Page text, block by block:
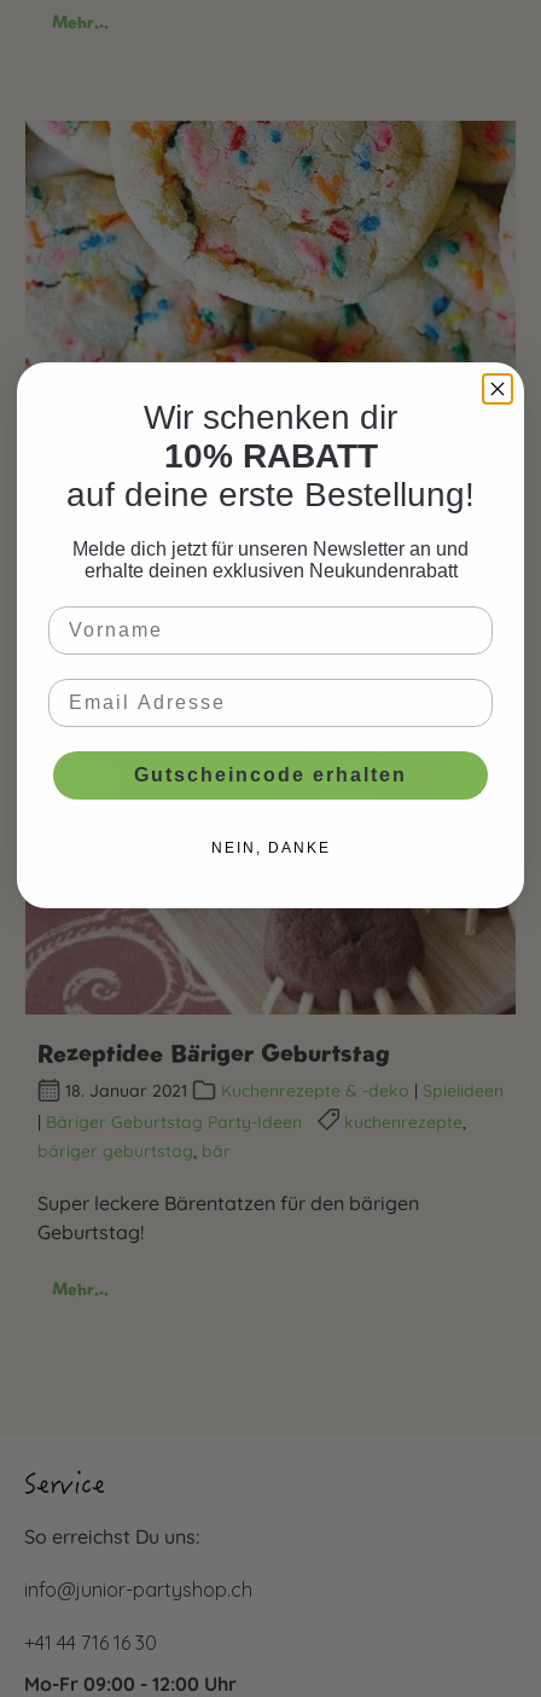
Mehr...
Cookierezept Pastell
18. Januar 2021 Kuchenrezepte & -deko|Spielideen
Tolle Cookies für die Pastell-Party!
Mehr...
Rezeptidee Bäriger Geburtstag
18. Januar 2021 Kuchenrezepte & -deko | Spielideen
| Bäriger Geburtstag Party-Ideen kuchenrezepte
bäriger geburtstag bär
Super leckere Bärentatzen für den bärigen
Geburtstag!
Mehr...
Service
So erreichst Du uns:
info@junior-partyshop.ch
+41 44 716 16 30
Mo-Fr 09:00 - 12:00 Uhr
Wir schenken dir
10% RABATT
auf deine erste Bestellung!
Melde dich jetzt für unseren Newsletter an und
erhalte deinen exklusiven Neukundenrabatt
Gutscheincode erhalten
NEIN, DANKE